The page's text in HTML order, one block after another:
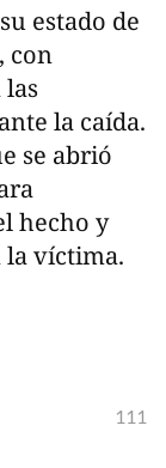
estado de
con
la caída.
se abrió
hecho y
la víctima.
111